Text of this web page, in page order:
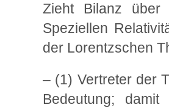
Zieht Bilanz
Speziellen
der Lorentzschen
– (1) Vertreter der
Bedeutung;